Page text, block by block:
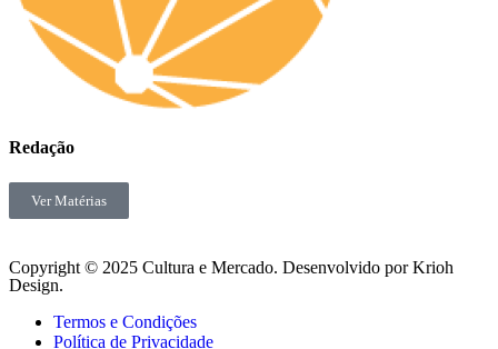
Redação
Ver Matérias
Copyright © 2025 Cultura e Mercado. Desenvolvido por Krioh
Design.
Termos e Condições
Política de Privacidade